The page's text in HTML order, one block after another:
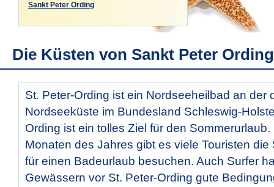
Sankt Peter Ording
Die Küsten von Sankt Peter Ording
St. Peter-Ording ist ein Nordseeheilbad an der
Nordseeküste im Bundesland Schleswig-
Ording ist ein tolles Ziel für den
Monaten des Jahres gibt es viele Touristen die
für einen Badeurlaub besuchen. Auch Surfer
Gewässern vor St. Peter-Ording gute